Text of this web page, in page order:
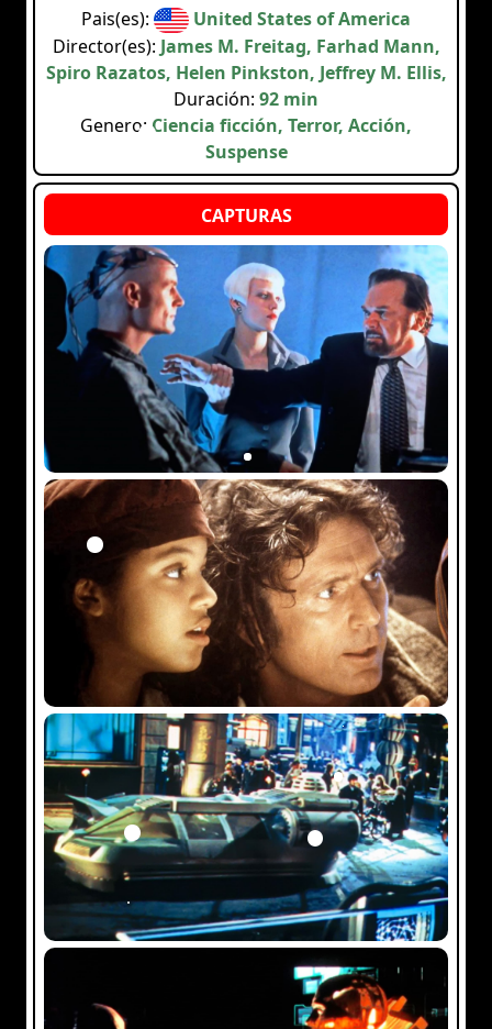
Pais(es):
United States of America
Director(es): James M. Freitag, Farhad Mann,
Spiro Razatos, Helen Pinkston, Jeffrey M. Ellis,
Duración: 92 min
Genero: Ciencia ficción, Terror, Acción,
Suspense